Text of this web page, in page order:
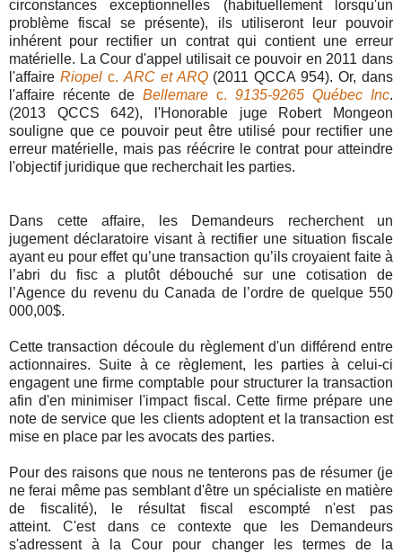
circonstances exceptionnelles (habituellement lorsqu'un
problème fiscal se présente), ils utiliseront leur pouvoir
inhérent pour rectifier un contrat qui contient une erreur
matérielle. La Cour d'appel utilisait ce pouvoir en 2011 dans
l'affaire Riopelc. ARC et ARQ(2011 QCCA 954). Or, dans
l'affaire récente de Bellemare c. 9135-9265 Québec Inc.
(2013 QCCS 642), l'Honorable juge Robert Mongeon
souligne que ce pouvoir peut être utilisé pour rectifier une
erreur matérielle, mais pas réécrire le contrat pour atteindre
l'objectif juridique que recherchait les parties.
Dans cette affaire, les Demandeurs recherchent un
jugement déclaratoire visant à rectifier une situation fiscale
ayant eu pour effet qu’une transaction qu’ils croyaient faite à
l’abri du fisc a plutôt débouché sur une cotisation de
l’Agence du revenu du Canada de l’ordre de quelque 550
000,00$.
Cette transaction découle du règlement d'un différend entre
actionnaires. Suite à ce règlement, les parties à celui-ci
engagent une firme comptable pour structurer la transaction
afin d'en minimiser l'impact fiscal. Cette firme prépare une
note de service que les clients adoptent et la transaction est
mise en place par les avocats des parties.
Pour des raisons que nous ne tenterons pas de résumer (je
ne ferai même pas semblant d'être un spécialiste en matière
de fiscalité), le résultat fiscal escompté n'est pas
atteint. C'est dans ce contexte que les Demandeurs
s'adressent à la Cour pour changer les termes de la